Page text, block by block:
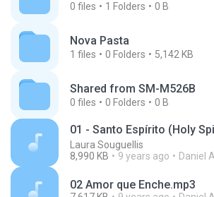
0 files 1 Folders 0 B
Nova Pasta
1 files 0 Folders 5,142 KB
Shared from SM-M526B
0 files 0 Folders 0 B
01 - Santo Espírito (Holy
Laura Souguellis
8,990 KB
9 years ago Daniel A.
02 Amor que Enche.mp3